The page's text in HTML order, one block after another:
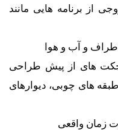
از برنامه هایی مانند
و آب و هوا
های از پیش طراحی
های چوبی، دیوارهای